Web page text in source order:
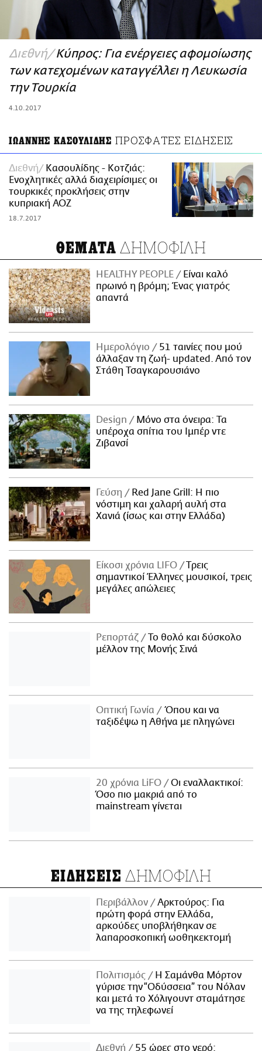
PRINT
Διεθνή Κύπρος: Για ενέργειες αφομοίωσης
των κατεχομένων καταγγέλλει η Λευκωσία
την Τουρκία
4.10.2017
ΙΩΑΝΝΗΣ ΚΑΣΟΥΛΙΔΗΣ ΠΡΟΣΦΑΤΕΣ ΕΙΔΗΣΕΙΣ
Διεθνή
Κασουλίδης - Κοτζιάς:
Ενοχλητικές αλλά διαχειρίσιμες οι
τουρκικές προκλήσεις στην
κυπριακή ΑΟΖ
18.7.2017
ΘΕΜΑΤΑ ΔΗΜΟΦΙΛΗ
HEALTHY PEOPLE
Είναι καλό
πρωινό η βρόμη; Ένας γιατρός
απαντά
Ημερολόγιο
51 ταινίες που μού
άλλαξαν τη ζωή- updated. Aπό τον
Στάθη Τσαγκαρουσιάνο
Design
Μόνο στα όνειρα: Τα
υπέροχα σπίτια του Ιμπέρ ντε
Ζιβανσί
Γεύση
Red Jane Grill: Η πιο
νόστιμη και χαλαρή αυλή στα
Χανιά (ίσως και στην Ελλάδα)
Είκοσι χρόνια LIFO
Tρεις
σημαντικοί Έλληνες μουσικοί, τρεις
μεγάλες απώλειες
Ρεπορτάζ
Το θολό και δύσκολο
μέλλον της Μονής Σινά
Οπτική Γωνία
Όπου και να
ταξιδέψω η Αθήνα με πληγώνει
20 χρόνια LiFO
Οι εναλλακτικοί:
Όσο πιο μακριά από το
mainstream γίνεται
ΕΙΔΗΣΕΙΣ ΔΗΜΟΦΙΛΗ
Περιβάλλον
Αρκτούρος: Για
πρώτη φορά στην Ελλάδα,
αρκούδες υποβλήθηκαν σε
λαπαροσκοπική ωοθηκεκτομή
Πολιτισμός
Η Σαμάνθα Μόρτον
γύρισε την “Οδύσσεια” του Νόλαν
και μετά το Χόλιγουντ σταμάτησε
να της τηλεφωνεί
Διεθνή 55 ώρες στο νερό: